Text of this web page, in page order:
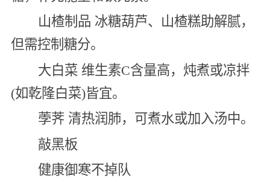
山楂制品 冰糖葫芦、山楂糕助解腻，
但需控制糖分。
大白菜 维生素C含量高，炖煮或凉拌
(如乾隆白菜)皆宜。
荸荠 清热润肺，可煮水或加入汤中。
敲黑板
健康御寒不掉队